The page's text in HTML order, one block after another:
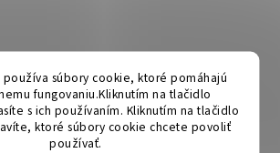
súbory cookie, ktoré pomáhajú
fungovaniu.Kliknutím na tlačidlo
s ich používaním. Kliknutím na tlačidlo
ktoré súbory cookie chcete povoliť
používať.